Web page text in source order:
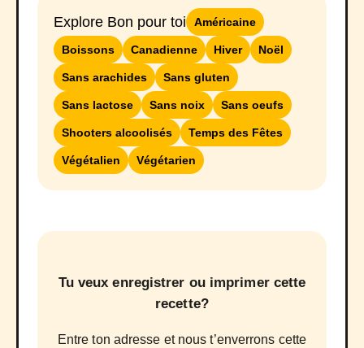
Explore Bon pour toi Américaine
Boissons Canadienne Hiver Noël
Sans arachides Sans gluten
Sans lactose Sans noix Sans oeufs
Shooters alcoolisés Temps des Fêtes
Végétalien Végétarien
Tu veux enregistrer ou imprimer cette
recette?
Entre ton adresse et nous t’enverrons cette